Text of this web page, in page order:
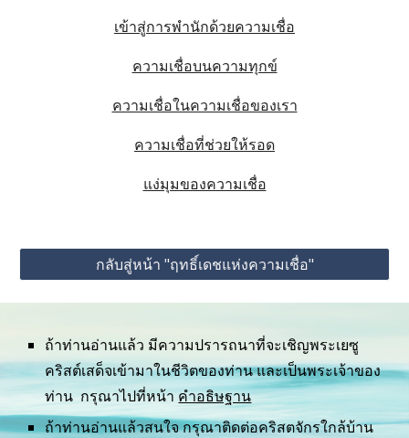
เข้าสู่การพำนักด้วยความเชื่อ
ความเชื่อบนความทุกข์
ความเชื่อในความเชื่อของเรา
ความเชื่อที่ช่วยให้รอด
แง่มุมของความเชื่อ
กลับสู่หน้า "ฤทธิ์เดชแห่งความเชื่อ"
ถ้าท่านอ่านแล้ว มีความปรารถนาที่จะเชิญพระเยซู
คริสต์เสด็จเข้ามาในชีวิตของท่าน และเป็นพระเจ้าของ
ท่าน  กรุณาไปที่หน้า คำอธิษฐาน
ถ้าท่านอ่านแล้วสนใจ กรุณาติดต่อคริสตจักรใกล้บ้าน